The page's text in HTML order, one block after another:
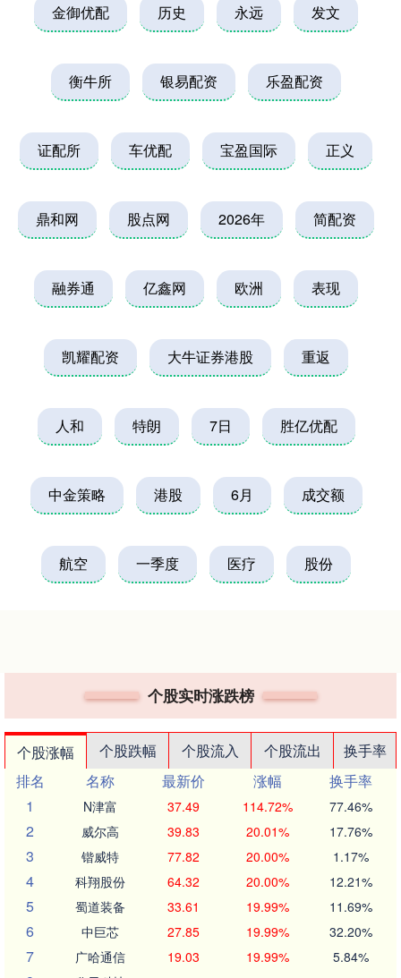
金御优配 历史 永远 发文
衡牛所 银易配资 乐盈配资
证配所 车优配 宝盈国际 正义
鼎和网 股点网 2026年 简配资
融券通 亿鑫网 欧洲 表现
凯耀配资 大牛证券港股 重返
人和 特朗 7日 胜亿优配
中金策略 港股 6月 成交额
航空 一季度 医疗 股份
个股实时涨跌榜
个股涨幅 个股跌幅 个股流入 个股流出
换手率
排名
名称 最新价 涨幅
换手率
1
N津富 37.49 114.72% 77.46%
2 威尔高 39.83 20.01% 17.76%
3 锴威特 77.82 20.00% 1.17%
4 科翔股份 64.32 20.00% 12.21%
5 蜀道装备 33.61 19.99% 11.69%
6 中巨芯 27.85 19.99% 32.20%
7 广哈通信 19.03 19.99% 5.84%